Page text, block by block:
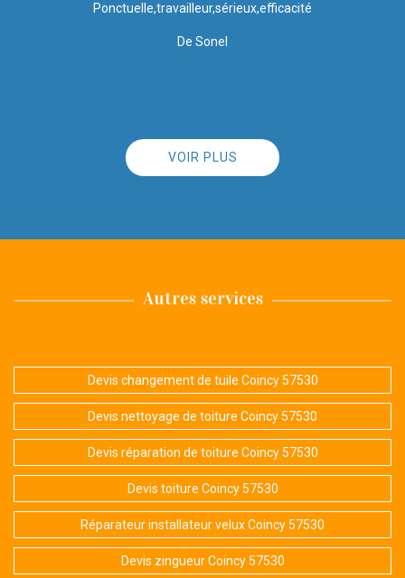
Les travaux ont été effectués avec soin et rapidité. Merci pour
entreprise à 100%
VOIR PLUS
Autres services
Devis changement de tuile Coincy 57530
Devis nettoyage de toiture Coincy 57530
Devis réparation de toiture Coincy 57530
Devis toiture Coincy 57530
Réparateur installateur velux Coincy 57530
Devis zingueur Coincy 57530